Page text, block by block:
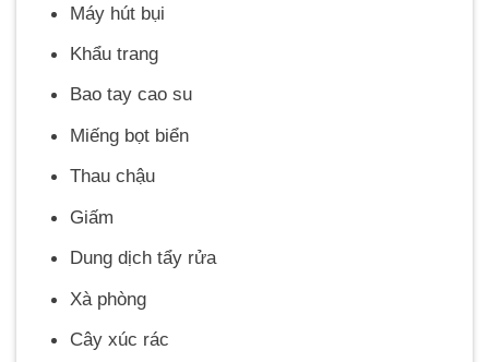
Máy hút bụi
Khẩu trang
Bao tay cao su
Miếng bọt biển
Thau chậu
Giấm
Dung dịch tẩy rửa
Xà phòng
Cây xúc rác